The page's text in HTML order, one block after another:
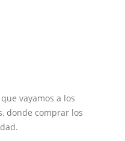
vayamos a los
donde comprar los